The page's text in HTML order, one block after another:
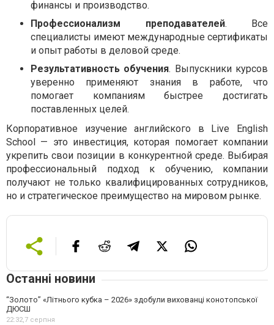
финансы и производство.
Профессионализм преподавателей. Все
специалисты имеют международные сертификаты
и опыт работы в деловой среде.
Результативность обучения. Выпускники курсов
уверенно применяют знания в работе, что
помогает компаниям быстрее достигать
поставленных целей.
Корпоративное изучение английского в Live English
School — это инвестиция, которая помогает компании
укрепить свои позиции в конкурентной среде. Выбирая
профессиональный подход к обучению, компании
получают не только квалифицированных сотрудников,
но и стратегическое преимущество на мировом рынке.
Останні новини
“Золото” «Літнього кубка – 2026» здобули вихованці конотопської
ДЮСШ
22:32,7 серпня